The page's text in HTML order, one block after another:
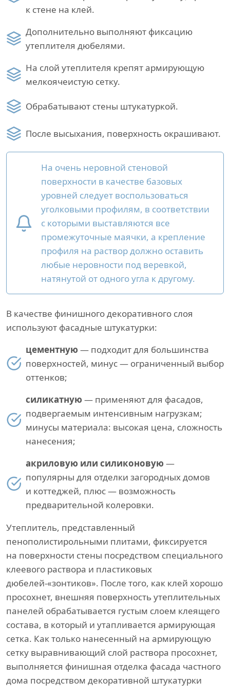
к стене на клей.
Дополнительно выполняют фиксацию
утеплителя дюбелями.
На слой утеплителя крепят армирующую
мелкоячеистую сетку.
Обрабатывают стены штукатуркой.
После высыхания, поверхность окрашивают.
На очень неровной стеновой
поверхности в качестве базовых
уровней следует воспользоваться
уголковыми профилям, в соответствии
с которыми выставляются все
промежуточные маячки, а крепление
профиля на раствор должно оставить
любые неровности под веревкой,
натянутой от одного угла к другому.
В качестве финишного декоративного слоя
используют фасадные штукатурки:
цементную — подходит для большинства
поверхностей, минус — ограниченный выбор
оттенков;
силикатную — применяют для фасадов,
подвергаемым интенсивным нагрузкам;
минусы материала: высокая цена, сложность
нанесения;
акриловую или силиконовую —
популярны для отделки загородных домов
и коттеджей, плюс — возможность
предварительной колеровки.
Утеплитель, представленный
пенополистирольными плитами, фиксируется
на поверхности стены посредством специального
клеевого раствора и пластиковых
дюбелей-«зонтиков». После того, как клей хорошо
просохнет, внешняя поверхность утеплительных
панелей обрабатывается густым слоем клеящего
состава, в который и утапливается армирующая
сетка. Как только нанесенный на армирующую
сетку выравнивающий слой раствора просохнет,
выполняется финишная отделка фасада частного
дома посредством декоративной штукатурки